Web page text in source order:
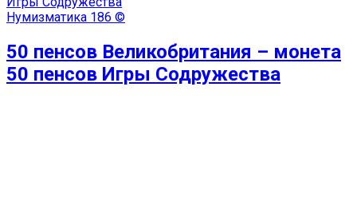
Нумизматика 186 ©
50 пенсов Великобритания – монета
50 пенсов Игры Содружества